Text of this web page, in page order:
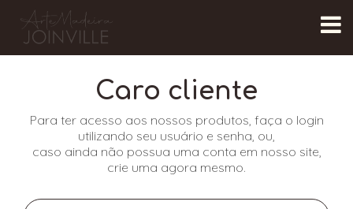
Caro cliente
Para ter acesso aos nossos produtos, faça o login
utilizando seu usuário e senha, ou,
caso ainda não possua uma conta em nosso site,
crie uma agora mesmo.